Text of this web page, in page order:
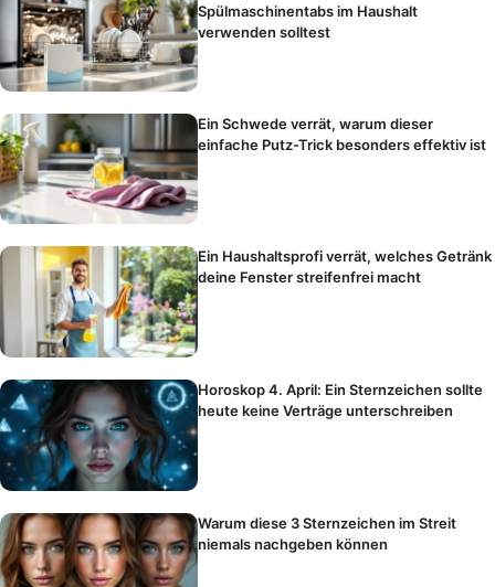
Spülmaschinentabs im Haushalt
verwenden solltest
Ein Schwede verrät, warum dieser
einfache Putz-Trick besonders effektiv ist
Ein Haushaltsprofi verrät, welches Getränk
deine Fenster streifenfrei macht
Horoskop 4. April: Ein Sternzeichen sollte
heute keine Verträge unterschreiben
Warum diese 3 Sternzeichen im Streit
niemals nachgeben können